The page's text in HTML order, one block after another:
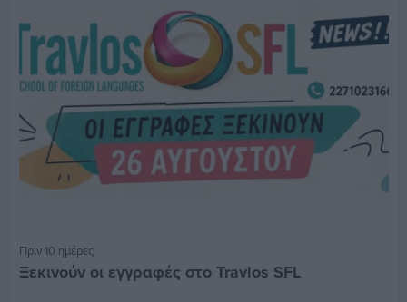
Πριν 10 ημέρες
Ξεκινούν οι εγγραφές στο Travlos SFL